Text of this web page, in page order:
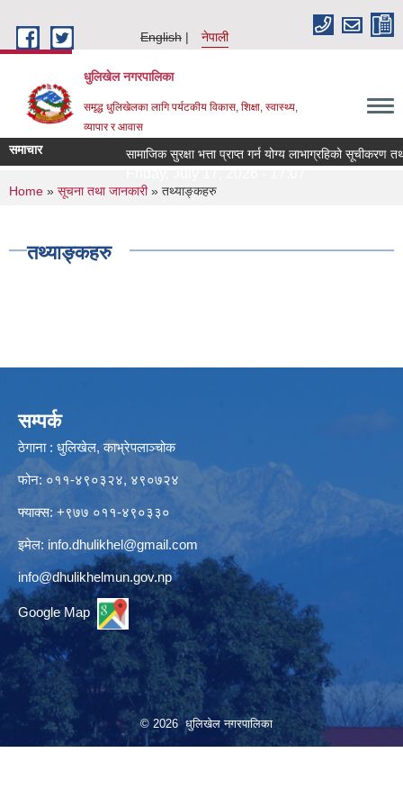
English
नेपाली
धुलिखेल नगरपालिका
समृद्ध धुलिखेलका लागि पर्यटकीय विकास, शिक्षा, स्वास्थ्य,
व्यापार र आवास
समाचार सामाजिक सुरक्षा भत्ता प्राप्त गर्न योग्य लाभाग्रहिको
You are here
Home » सूचना तथा जानकारी» तथ्याङ्कहरु
तथ्याङ्कहरु
सम्पर्क
ठेगाना : धुलिखेल, काभ्रेपलाञ्चोक
फोन: ०११-४९०३२४, ४९०७२४
फ्याक्स: +९७७ ०११-४९०३३०
इमेल: info.dhulikhel@gmail.com
info@dhulikhelmun.gov.np
Google Map
© 2026 धुलिखेल नगरपालिका